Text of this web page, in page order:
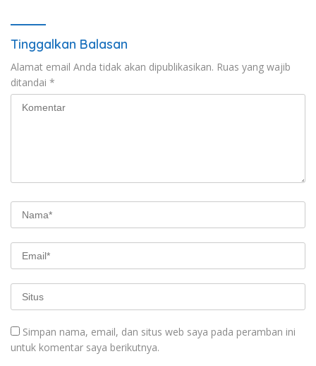
Tinggalkan Balasan
Alamat email Anda tidak akan dipublikasikan. Ruas yang wajib
ditandai *
Simpan nama, email, dan situs web saya pada peramban ini
untuk komentar saya berikutnya.